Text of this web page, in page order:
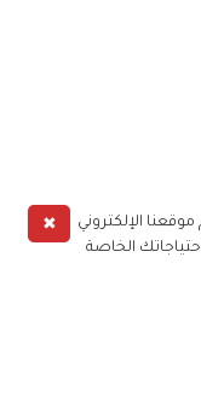
✖
الإلكتروني
الخاصة